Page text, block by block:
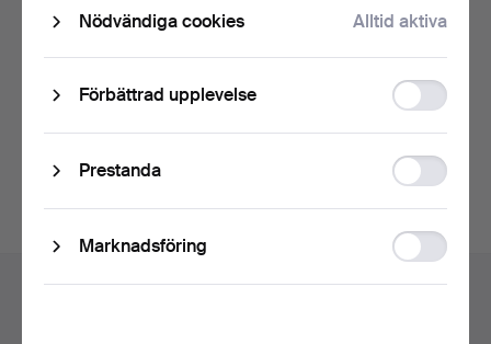
Värdering
Bevaka sökning
vårt arkiv med avslutade auktioner
Hjälp och kontakt
Nödvändiga cookies Alltid aktiva
Förbättrad upplevelse
storage
Prestanda
storage
Marknadsföring
Ad
storage